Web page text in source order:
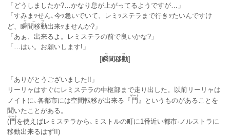
「どうしましたか?…かなり息が上がってるようですが…」
「すみまｯせん､今ｯ急いでいて、レミｯステラまで行きｯたいんですけ
ど、 瞬間移動
ワープ
出来ｯませんか?」
「あぁ、出来るよ。レミステラの前で良いかな?」
「…はい。お願いします!」
[瞬間移動
ワープ
]
「ありがとうございました!!」
リーリャはすぐにレミステラの中枢部まで走り出した。以前リーリャは
ノイトに､各都市には空間転移が出来る『 門
ゲート
』というものがあることを
聞いたことがある。
( 門
ゲート
を使えばレミステラから､ミストルの町に1番近い都市·ノルストラに
移動出来るはず!!)